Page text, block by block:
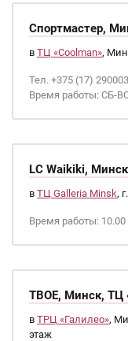
Спортмастер,
в ТЦ «Coolman»,
Тел. +375 (17)
Время работы: СБ-
LC Waikiki,
в ТЦ Galleria Minsk,
Время работы: 10.00
ТВОЕ, Минск, ТЦ
в ТРЦ «Галилео»,
этаж